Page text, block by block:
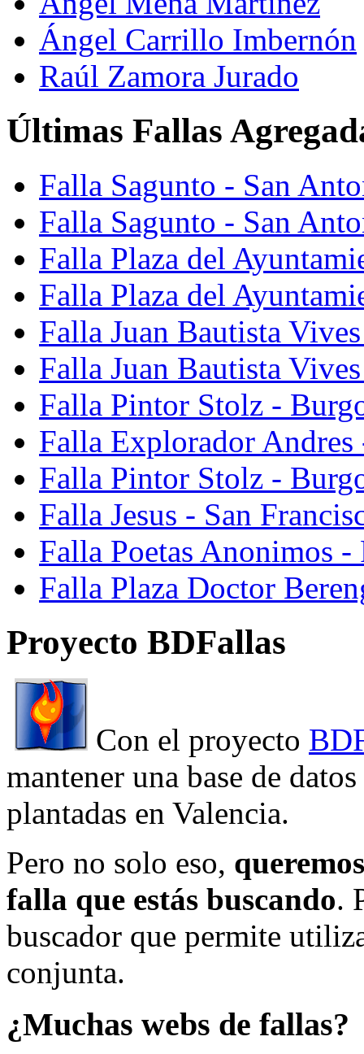
Ángel Carrillo Imbernón
Raúl Zamora Jurado
Últimas Fallas
Falla Sagunto - San
Falla Sagunto - San
Falla Plaza del
Falla Plaza del
Falla Juan Bautista
Falla Juan Bautista
Falla Pintor Stolz -
Falla Explorador Andres
Falla Pintor Stolz -
Falla Jesus - San
Falla Poetas Anonimos
Falla Plaza Doctor
Proyecto BDFallas
Con el proyecto
mantener una base de
plantadas en Valencia.
Pero no solo eso,
falla que estás buscando.
buscador que permite
conjunta.
¿Muchas webs de fallas?